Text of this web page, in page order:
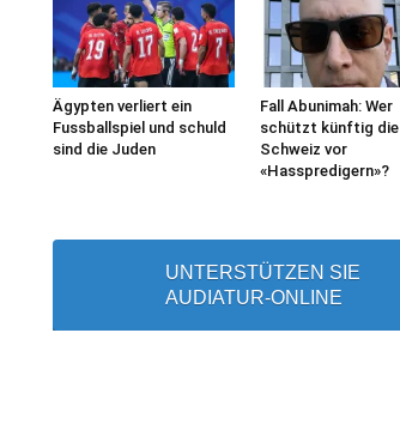
Ägypten verliert ein
Fussballspiel und schuld
sind die Juden
Fall Abunimah: Wer
schützt künftig die
Schweiz vor
«Hasspredigern»?
UNTERSTÜTZEN SIE
AUDIATUR-ONLINE